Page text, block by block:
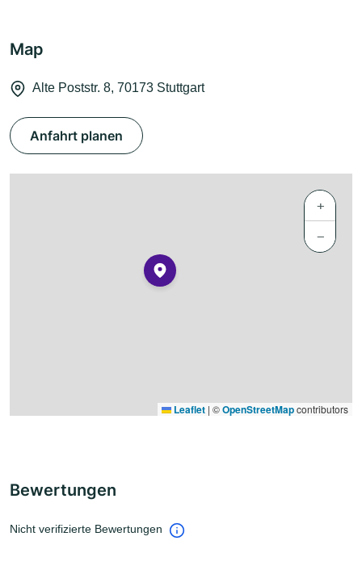
Map
Alte Poststr. 8, 70173 Stuttgart
Anfahrt planen
+
−
Leaflet | ©OpenStreetMapcontributors
Bewertungen
Nicht verifizierte Bewertungen